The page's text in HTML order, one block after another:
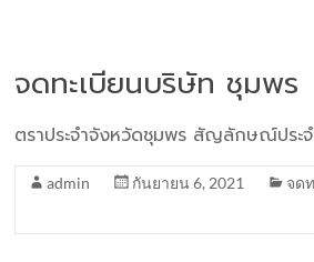
จดทะเบียนบริษัท ชุมพร
ตราประจำจังหวัดชุมพร สัญลักษณ์ประ
admin กันยายน 6, 2021 จด